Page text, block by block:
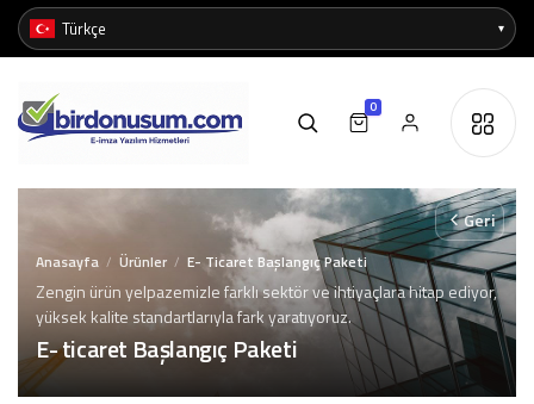
0
E- ticaret Başlangıç Paketi
Zengin ürün yelpazemizle farklı sektör ve ihtiyaçlara hitap ediyor,
yüksek kalite standartlarıyla fark yaratıyoruz.
Anasayfa / Ürünler / E- Ticaret Başlangıç Paketi
Geri